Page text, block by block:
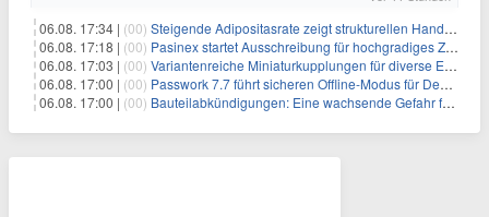
06.08. 17:34 | (00) Steigende Adipositasrate zeigt strukturellen Handlungsbedarf bei der Ernährung schulpflichtiger Kinder
06.08. 17:18 | (00) Pasinex startet Ausschreibung für hochgradiges Zinksulfidkonzentrat mit Germanium- und Silbergehalten und stellt ein Betriebsupdate bereit
06.08. 17:03 | (00) Variantenreiche Miniaturkupplungen für diverse Einsatzbereiche
06.08. 17:00 | (00) Passwork 7.7 führt sicheren Offline-Modus für Desktop- und Mobile-Apps ein
06.08. 17:00 | (00) Bauteilabkündigungen: Eine wachsende Gefahr für industrielle Elektroniksysteme